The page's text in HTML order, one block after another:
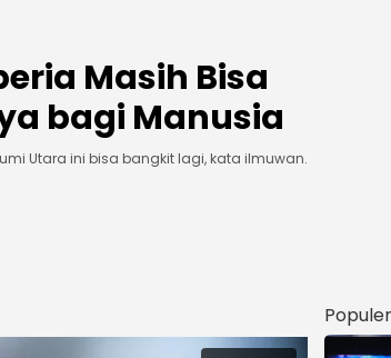
Masih Bisa
bagi Manusia
Utara ini bisa bangkit lagi, kata ilmuwan.
Populer